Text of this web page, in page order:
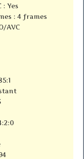
: Yes
: 4 frames
AVC